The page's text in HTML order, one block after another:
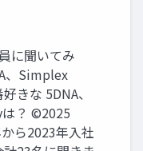
に聞いてみ
、Simplex
きな 5DNA、
？ ©2025
ら2023年入社